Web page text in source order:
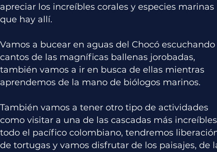
apreciar los increíbles corales y especies marinas
que hay allí.
Vamos a bucear en aguas del Chocó escuchando
cantos de las magníficas ballenas jorobadas,
también vamos a ir en busca de ellas mientras
aprendemos de la mano de biólogos marinos.
También vamos a tener otro tipo de actividades
como visitar a una de las cascadas más
todo el pacífico colombiano, tendremos
de tortugas y vamos disfrutar de los paisajes, de